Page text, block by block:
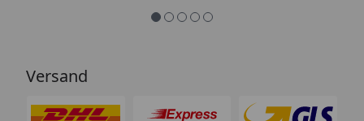
Versand